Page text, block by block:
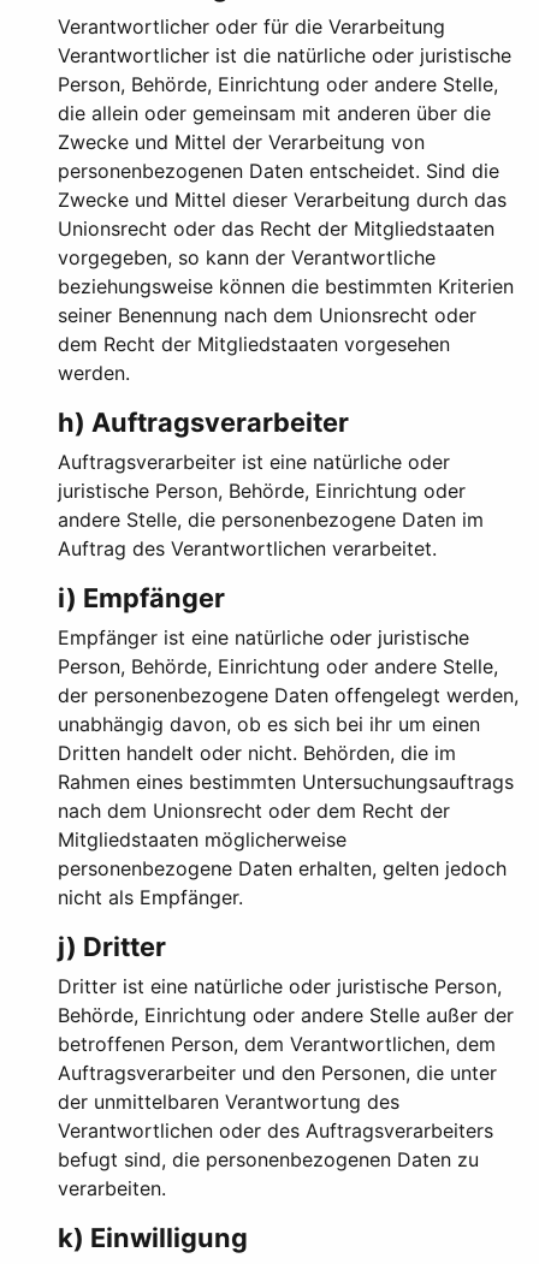
Verantwortlicher oder für die Verarbeitung
Verantwortlicher ist die natürliche oder juristische
Person, Behörde, Einrichtung oder andere Stelle,
die allein oder gemeinsam mit anderen über die
Zwecke und Mittel der Verarbeitung von
personenbezogenen Daten entscheidet. Sind die
Zwecke und Mittel dieser Verarbeitung durch das
Unionsrecht oder das Recht der Mitgliedstaaten
vorgegeben, so kann der Verantwortliche
beziehungsweise können die bestimmten Kriterien
seiner Benennung nach dem Unionsrecht oder
dem Recht der Mitgliedstaaten vorgesehen
werden.
h) Auftragsverarbeiter
Auftragsverarbeiter ist eine natürliche oder
juristische Person, Behörde, Einrichtung oder
andere Stelle, die personenbezogene Daten im
Auftrag des Verantwortlichen verarbeitet.
i) Empfänger
Empfänger ist eine natürliche oder juristische
Person, Behörde, Einrichtung oder andere Stelle,
der personenbezogene Daten offengelegt werden,
unabhängig davon, ob es sich bei ihr um einen
Dritten handelt oder nicht. Behörden, die im
Rahmen eines bestimmten Untersuchungsauftrags
nach dem Unionsrecht oder dem Recht der
Mitgliedstaaten möglicherweise
personenbezogene Daten erhalten, gelten jedoch
nicht als Empfänger.
j) Dritter
Dritter ist eine natürliche oder juristische Person,
Behörde, Einrichtung oder andere Stelle außer der
betroffenen Person, dem Verantwortlichen, dem
Auftragsverarbeiter und den Personen, die unter
der unmittelbaren Verantwortung des
Verantwortlichen oder des Auftragsverarbeiters
befugt sind, die personenbezogenen Daten zu
verarbeiten.
k) Einwilligung